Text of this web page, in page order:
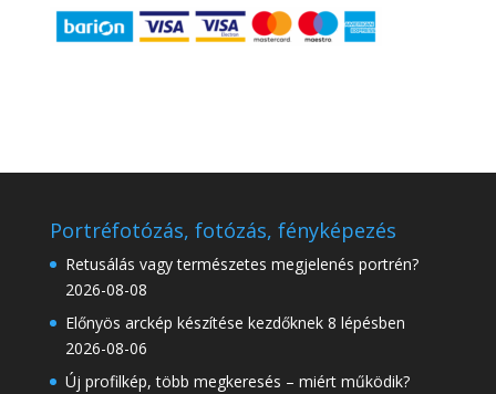
Portréfotózás, fotózás, fényképezés
Retusálás vagy természetes megjelenés portrén?
2026-08-08
Előnyös arckép készítése kezdőknek 8 lépésben
2026-08-06
Új profilkép, több megkeresés – miért működik?